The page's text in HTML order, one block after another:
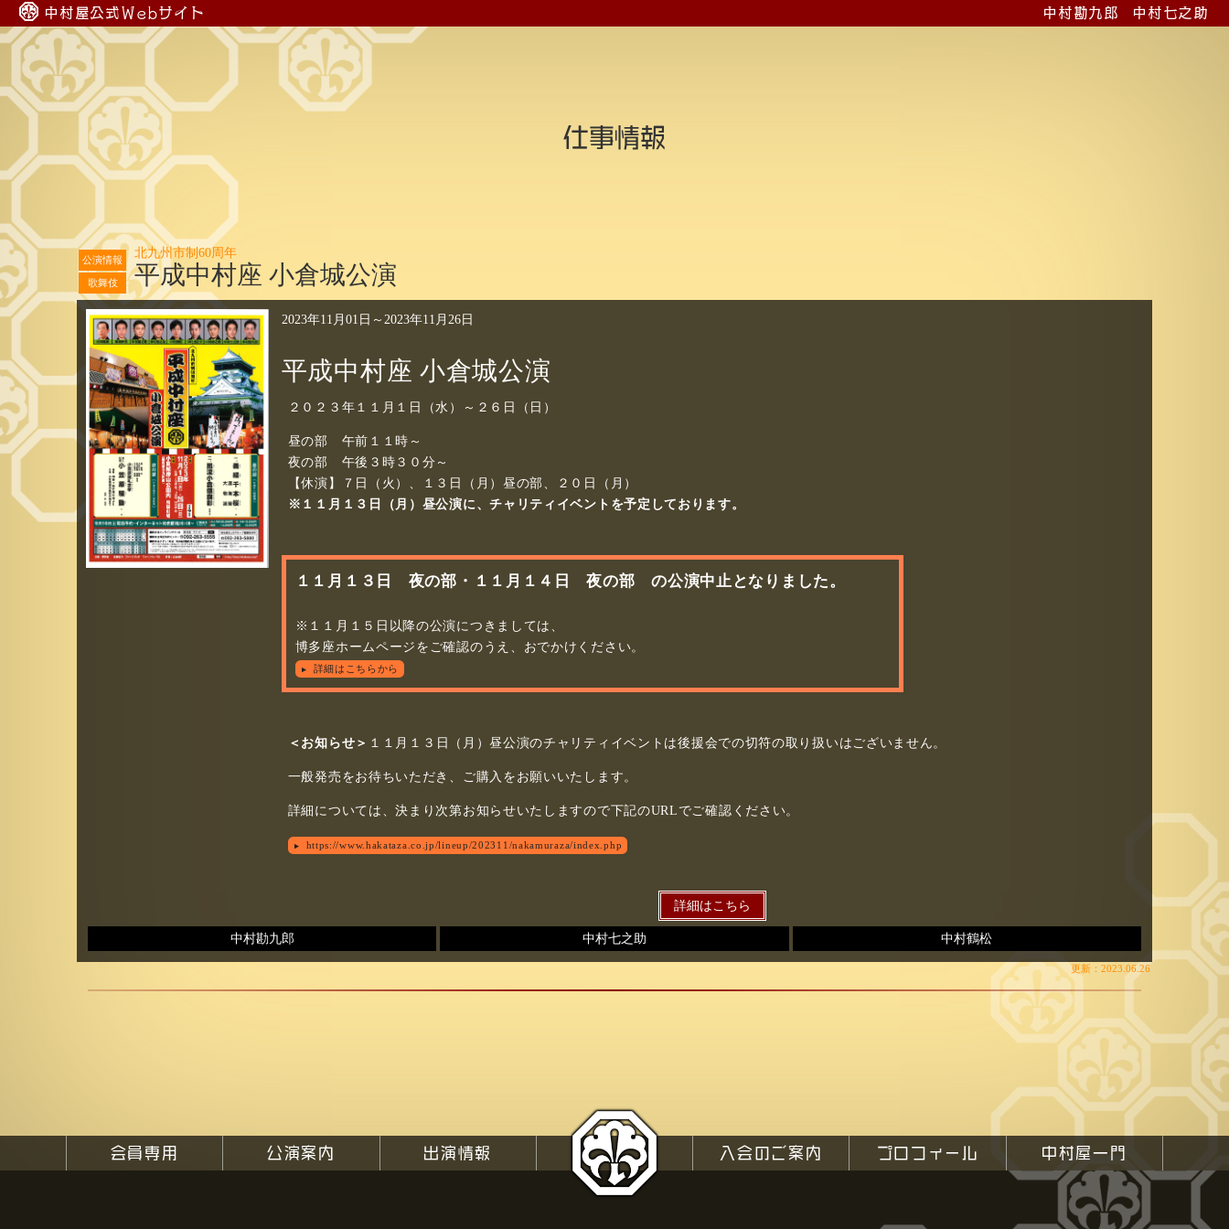
中村屋公式Webサイト 中村勘九郎 中村七之助
会員専用 公演案内 出演情報 TOP 入会のご案内 プロフィール 中村屋一門
仕事情報
公演情報
歌舞伎
北九州市制60周年
平成中村座 小倉城公演
2023年11月01日 ～ 2023年11月26日
平成中村座 小倉城公演
２０２３年１１月１日（水）～２６日（日）
昼の部　午前１１時～
夜の部　午後３時３０分～
【休演】７日（火）、１３日（月）昼の部、２０日（月）
※１１月１３日（月）昼公演に、チャリティイベントを予定しております。
１１月１３日 夜の部・ １１月１４日 夜の部 の公演中止となりました。
※１１月１５日以降の公演につきましては、
博多座ホームページをご確認のうえ、おでかけください。
詳細はこちらから
＜お知らせ＞ １１月１３日（月）昼公演のチャリティイベントは後援会での切符の取り扱いはございません。
一般発売をお待ちいただき、ご購入をお願いいたします。
詳細については、決まり次第お知らせいたしますので下記のURLでご確認ください。
https://www.hakataza.co.jp/lineup/202311/nakamuraza/index.php
詳細はこちら
中村七之助
中村勘九郎 中村鶴松
更新：2023.06.26